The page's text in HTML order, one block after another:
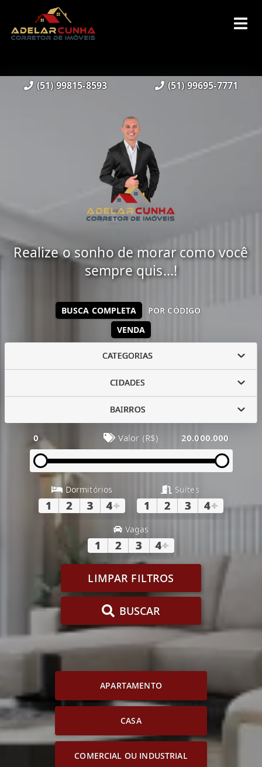
(51) 99815-8593 (51) 99695-7771
Realize o sonho de morar como você
sempre quis...!
VENDA
BUSCA COMPLETA POR CÓDIGO
CATEGORIAS
CIDADES
BAIRROS
0 Valor (R$) 20.000.000
Dormitórios
1 2 3 4+
Suítes
1 2 3 4+
Vagas
1 2 3 4+
LIMPAR FILTROS
BUSCAR
APARTAMENTO
CASA
COMERCIAL OU INDUSTRIAL